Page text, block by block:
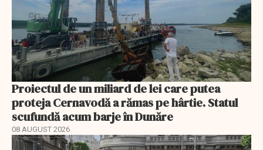
Proiectul de un miliard de lei care putea
proteja Cernavodă a rămas pe hârtie. Statul
scufundă acum barje în Dunăre
08 AUGUST 2026